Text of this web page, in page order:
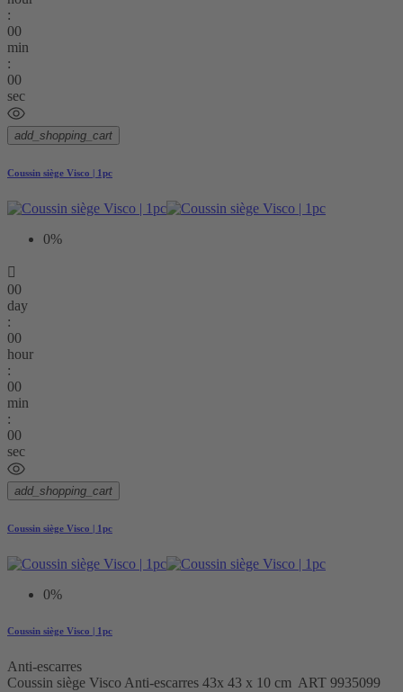
:
00
min
:
00
sec
add_shopping_cart
Coussin siège Visco | 1pc
0%

00
day
:
00
hour
:
00
min
:
00
sec
add_shopping_cart
Coussin siège Visco | 1pc
0%
Coussin siège Visco | 1pc
Anti-escarres
Coussin siège Visco Anti-escarres 43x 43 x 10 cm ART 9935099